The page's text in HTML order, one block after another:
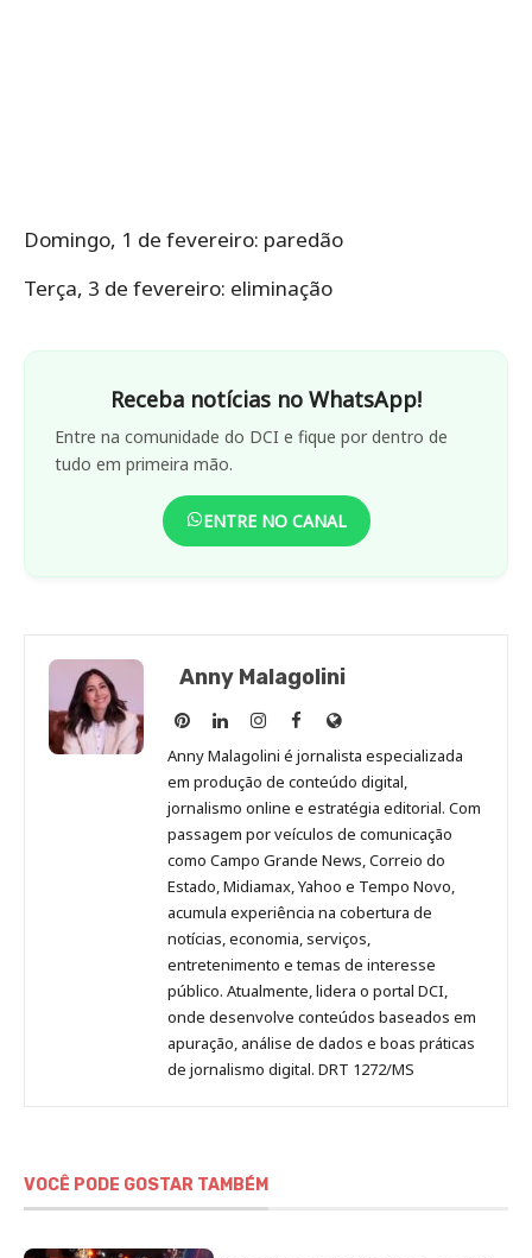
Domingo, 1 de fevereiro: paredão
Terça, 3 de fevereiro: eliminação
Receba notícias no WhatsApp!
Entre na comunidade do DCI e fique por dentro de
tudo em primeira mão.
ENTRE NO CANAL
Anny Malagolini
Anny
Malagolini
no
Pinterest
Anny
Malagolini
no
LinkedIn
Anny
Malagolini
no
Instagram
Anny
Malagolini
no
Facebook
Site
de
Anny
Malagolini
Anny Malagolini é jornalista especializada
em produção de conteúdo digital,
jornalismo online e estratégia editorial. Com
passagem por veículos de comunicação
como Campo Grande News, Correio do
Estado, Midiamax, Yahoo e Tempo Novo,
acumula experiência na cobertura de
notícias, economia, serviços,
entretenimento e temas de interesse
público. Atualmente, lidera o portal DCI,
onde desenvolve conteúdos baseados em
apuração, análise de dados e boas práticas
de jornalismo digital. DRT 1272/MS
VOCÊ PODE GOSTAR TAMBÉM